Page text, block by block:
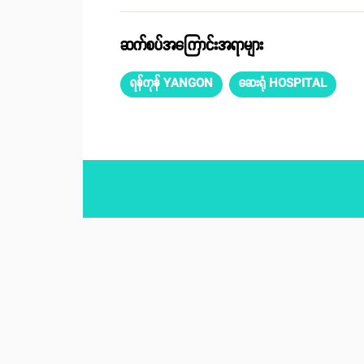
ဆက်စပ်အကြောင်းအရာများ
ရန်ကုန် YANGON ဆေးရုံ HOSPITAL